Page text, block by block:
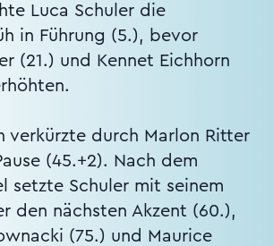
Luca Schuler die
in Führung (5.), bevor
(21.) und Kennet Eichhorn
verkürzte durch Marlon Ritter
(45.+2). Nach dem
setzte Schuler mit seinem
den nächsten Akzent (60.),
(75.) und Maurice